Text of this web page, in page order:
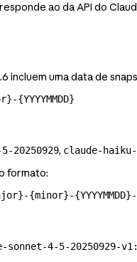
ao da API do
incluem uma data de
20250929, claude-haiku-
formato:
{minor}-
4-5-20250929-